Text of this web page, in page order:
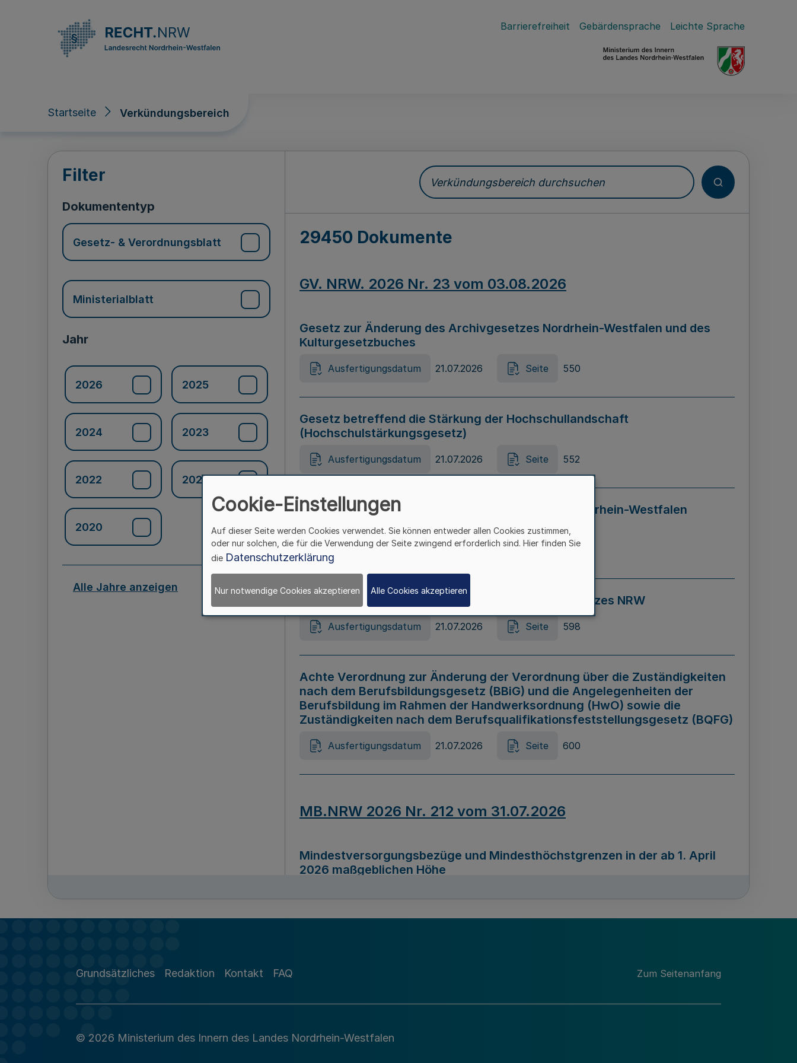
Barrierefreiheit Gebärdensprache Leichte Sprache
Startseite Verkündungsbereich
Verkündungsbereich
Filter
Dokumententyp
Gesetz- & Verordnungsblatt
Ministerialblatt
Jahr
2026 2025
2024 2023
2022 2021
2020
Alle Jahre anzeigen
Verkündungsbereich durchsuchen
29450 Dokumente
GV. NRW. 2026 Nr. 23 vom 03.08.2026
Gesetz zur Änderung des Archivgesetzes Nordrhein-Westfalen und des
Kulturgesetzbuches
Ausfertigungsdatum 21.07.2026 Seite 550
Gesetz betreffend die Stärkung der Hochschullandschaft
(Hochschulstärkungsgesetz)
Ausfertigungsdatum 21.07.2026 Seite 552
Gesetz zur Vermeidung von Diskriminierung in Nordrhein-Westfalen
(Landesantidiskriminierungsgesetz – LADG NRW)
Ausfertigungsdatum 21.07.2026 Seite 595
Gesetz zur Änderung des Online-Casinospiel Gesetzes NRW
Ausfertigungsdatum 21.07.2026 Seite 598
Achte Verordnung zur Änderung der Verordnung über die Zuständigkeiten
nach dem Berufsbildungsgesetz (BBiG) und die Angelegenheiten der
Berufsbildung im Rahmen der Handwerksordnung (HwO) sowie die
Zuständigkeiten nach dem Berufsqualifikationsfeststellungsgesetz (BQFG)
Ausfertigungsdatum 21.07.2026 Seite 600
MB.NRW 2026 Nr. 212 vom 31.07.2026
Mindestversorgungsbezüge und Mindesthöchstgrenzen in der ab 1. April
2026 maßgeblichen Höhe
Richtlinie zur Durchführung des Förderprogramms „Mittelstand Innovativ &
Grundsätzliches Redaktion Kontakt FAQ Zum Seitenanfang
© 2026 Ministerium des Innern des Landes Nordrhein-Westfalen
Cookie-Einstellungen
Auf dieser Seite werden Cookies verwendet. Sie können entweder allen Cookies zustimmen,
oder nur solchen, die für die Verwendung der Seite zwingend erforderlich sind. Hier finden Sie
die Datenschutzerklärung
Nur notwendige Cookies akzeptieren Alle Cookies akzeptieren